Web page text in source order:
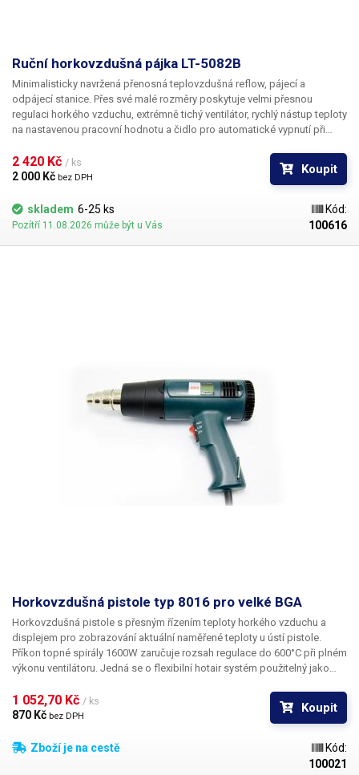
Ruční horkovzdušná pájka LT-5082B
Minimalisticky navržená přenosná teplovzdušná reflow, pájecí a
odpájecí stanice. Přes své malé rozměry poskytuje velmi přesnou
regulaci horkého vzduchu, extrémně tichý ventilátor, rychlý nástup teploty
na nastavenou pracovní hodnotu a čidlo pro automatické vypnutí při
což je o poznání více, než příkon některých stolních teplovzdušných
stanic.
2 420 Kč / ks
2 000 Kč bez DPH
Koupit
skladem 6-25 ks
Pozítří 11.08.2026 může být u Vás
Kód:
100616
Horkovzdušná pistole typ 8016 pro velké BGA
Horkovzdušná pistole s přesným řízením teploty horkého vzduchu a
displejem pro zobrazování aktuální naměřené teploty u ústí pistole.
Příkon topné spirály 1600W zaručuje rozsah regulace do 600°C při plném
výkonu ventilátoru. Jedná se o flexibilní hotair systém použitelný jako
velkorozměrných BGA obvodů. Kontrola teploty je esenciální zejména
pro využití při sváření plastů.
1 052,70 Kč / ks
870 Kč bez DPH
Koupit
Zboží je na cestě
Kód:
100021